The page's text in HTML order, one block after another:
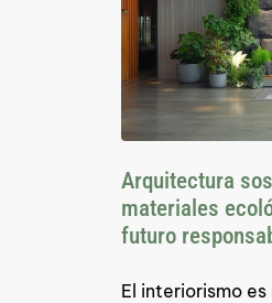
Arquitectura
materiales
futuro
El interiorismo